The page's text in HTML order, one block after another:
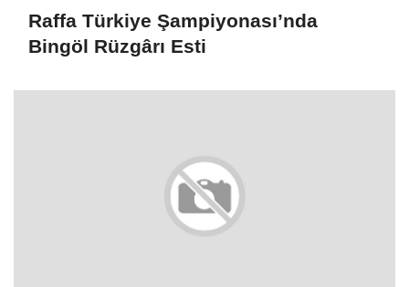
Raffa Türkiye Şampiyonası’nda
Bingöl Rüzgârı Esti